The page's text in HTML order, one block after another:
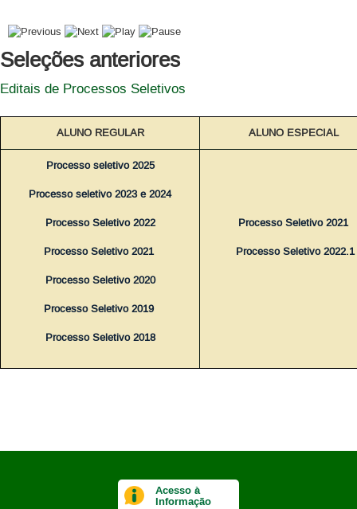
Seleções anteriores
Editais de Processos Seletivos
ALUNO REGULAR ALUNO ESPECIAL
Processo seletivo 2025
Processo seletivo 2023 e 2024
Processo Seletivo 2022
Processo Seletivo 2021
Processo Seletivo 2020
Processo Seletivo 2019
Processo Seletivo 2018
Processo Seletivo 2021
Processo Seletivo 2022.1
Acesso à
Informação